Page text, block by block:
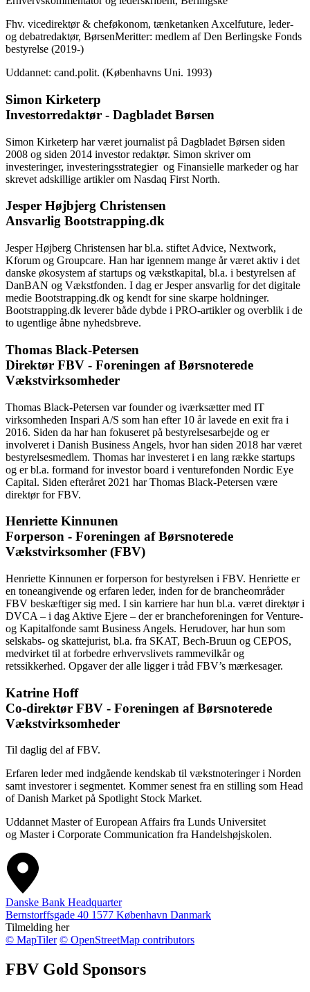
Fhv. vicedirektør & cheføkonom, tænketanken Axcelfuture, leder-
og debatredaktør, BørsenMeritter: medlem af Den Berlingske Fonds
bestyrelse (2019-)
Uddannet: cand.polit. (Københavns Uni. 1993)
Simon Kirketerp
Investorredaktør - Dagbladet Børsen
Simon Kirketerp har været journalist på Dagbladet Børsen siden
2008 og siden 2014 investor redaktør. Simon skriver om
investeringer, investeringsstrategier og Finansielle markeder og har
skrevet adskillige artikler om Nasdaq First North.
Jesper Højbjerg Christensen
Ansvarlig Bootstrapping.dk
Jesper Højberg Christensen har bl.a. stiftet Advice, Nextwork,
Kforum og Groupcare. Han har igennem mange år været aktiv i det
danske økosystem af startups og vækstkapital, bl.a. i bestyrelsen af
DanBAN og Vækstfonden. I dag er Jesper ansvarlig for det digitale
medie Bootstrapping.dk og kendt for sine skarpe holdninger.
Bootstrapping.dk leverer både dybde i PRO-artikler og overblik i de
to ugentlige åbne nyhedsbreve.
Thomas Black-Petersen
Direktør FBV - Foreningen af Børsnoterede
Vækstvirksomheder
Thomas Black-Petersen var founder og iværksætter med IT
virksomheden Inspari A/S som han efter 10 år lavede en exit fra i
2016. Siden da har han fokuseret på bestyrelsesarbejde og er
involveret i Danish Business Angels, hvor han siden 2018 har været
bestyrelsesmedlem. Thomas har investeret i en lang række startups
og er bl.a. formand for investor board i venturefonden Nordic Eye
Capital. Siden efteråret 2021 har Thomas Black-Petersen være
direktør for FBV.
Henriette Kinnunen
Forperson - Foreningen af Børsnoterede
Vækstvirksomher (FBV)
Henriette Kinnunen er forperson for bestyrelsen i FBV. Henriette er
en toneangivende og erfaren leder, inden for de brancheområder
FBV beskæftiger sig med. I sin karriere har hun bl.a. været direktør i
DVCA – i dag Aktive Ejere – der er brancheforeningen for Venture-
og Kapitalfonde samt Business Angels. Herudover, har hun som
selskabs- og skattejurist, bl.a. fra SKAT, Bech-Bruun og CEPOS,
medvirket til at forbedre erhvervslivets rammevilkår og
retssikkerhed. Opgaver der alle ligger i tråd FBV’s mærkesager.
Katrine Hoff
Co-direktør FBV - Foreningen af Børsnoterede
Vækstvirksomheder
Til daglig del af FBV.
Erfaren leder med indgående kendskab til vækstnoteringer i Norden
samt investorer i segmentet. Kommer senest fra en stilling som Head
of Danish Market på Spotlight Stock Market.
Uddannet Master of European Affairs fra Lunds Universitet
og Master i Corporate Communication fra Handelshøjskolen.
Danske Bank Headquarter
Bernstorffsgade 40 1577 København Danmark
Tilmelding her
© MapTiler © OpenStreetMap contributors
FBV Gold Sponsors